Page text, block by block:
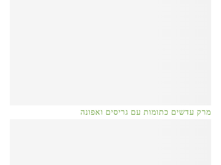
מרק עדשים כתומות עם גריסים ואפונה